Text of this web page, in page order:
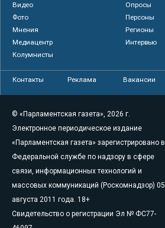
Видео
Опросы
Фото
Персоны
Мнения
Регионы
Медиацентр
Интервью
Колумнисты
Контакты Реклама Вакансии
© «Парламентская газета», 2026 г.
Электронное периодическое издание
«Парламентская газета» зарегистрировано в
Федеральной службе по надзору в сфере
связи, информационных технологий и
массовых коммуникаций (Роскомнадзор) 05
августа 2011 года. 18+
Свидетельство о регистрации Эл № ФС77-